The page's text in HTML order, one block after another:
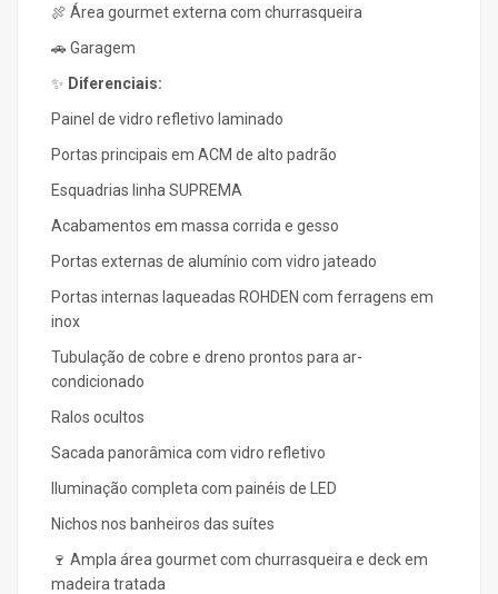
🍖 Área gourmet externa com churrasqueira
🚗 Garagem
✨ Diferenciais:
Painel de vidro refletivo laminado
Portas principais em ACM de alto padrão
Esquadrias linha SUPREMA
Acabamentos em massa corrida e gesso
Portas externas de alumínio com vidro jateado
Portas internas laqueadas ROHDEN com ferragens em
inox
Tubulação de cobre e dreno prontos para ar-
condicionado
Ralos ocultos
Sacada panorâmica com vidro refletivo
Iluminação completa com painéis de LED
Nichos nos banheiros das suítes
🍷 Ampla área gourmet com churrasqueira e deck em
madeira tratada